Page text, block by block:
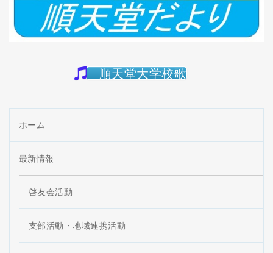
順天堂大学校歌
ホーム
最新情報
啓友会活動
支部活動・地域連携活動